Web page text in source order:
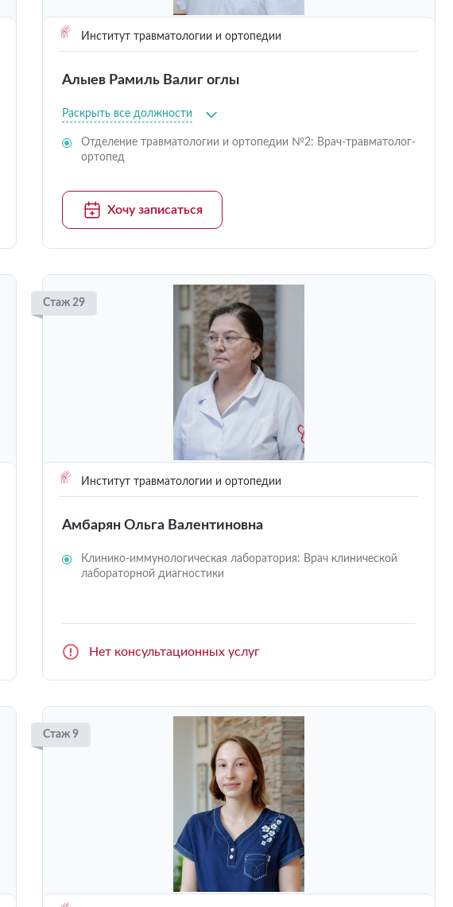
Институт травматологии и ортопедии
Алыев Рамиль Валиг оглы
Раскрыть все должности
Отделение травматологии и ортопедии №2: Врач-травматолог-
ортопед
Хочу записаться
Стаж 29
Институт травматологии и ортопедии
Амбарян Ольга Валентиновна
Клинико-иммунологическая лаборатория: Врач клинической
лабораторной диагностики
Нет консультационных услуг
Стаж 9